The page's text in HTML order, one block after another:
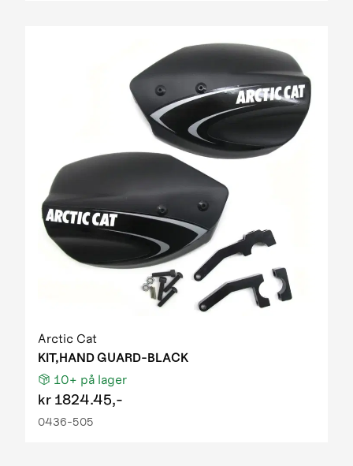
Arctic Cat
KIT,HAND GUARD-BLACK
10+ på lager
kr 1824.45,-
0436-505